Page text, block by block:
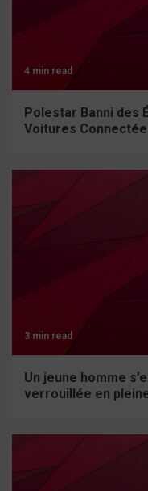
4 min read
Polestar Banni des
Voitures
3 min read
Un jeune homme
verrouillée en